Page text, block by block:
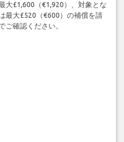
大£1,600（€1,920）、対象とな
最大£520（€600）の補償を請
ご確認ください。